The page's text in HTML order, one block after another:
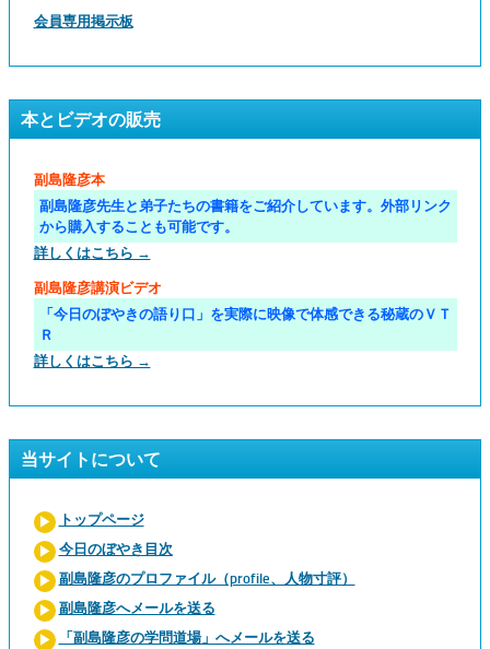
会員専用掲示板
本とビデオの販売
副島隆彦本
副島隆彦先生と弟子たちの書籍をご紹介しています。外部リンク
から購入することも可能です。
詳しくはこちら →
副島隆彦講演ビデオ
「今日のぼやきの語り口」を実際に映像で体感できる秘蔵のＶＴ
Ｒ
詳しくはこちら →
当サイトについて
トップページ
今日のぼやき目次
副島隆彦のプロファイル（profile、人物寸評）
副島隆彦へメールを送る
「副島隆彦の学問道場」へメールを送る